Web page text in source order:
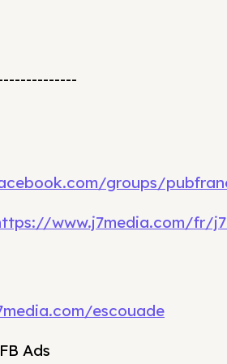
groups/
www.j7media.com/fr/
escouade
Ads